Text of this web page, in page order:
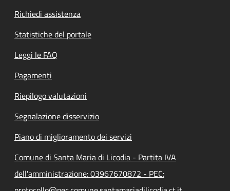
Richiedi assistenza
Statistiche del portale
Leggi le FAQ
Pagamenti
Riepilogo valutazioni
Segnalazione disservizio
Piano di miglioramento dei servizi
Comune di Santa Maria di Licodia - Partita IVA
dell'amministrazione: 03967670872 - PEC: